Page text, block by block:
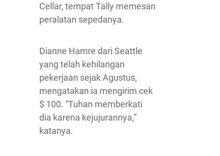
Cellar, tempat Tally memesan
peralatan sepedanya.
Dianne Hamre dari Seattle
yang telah kehilangan
pekerjaan sejak Agustus,
mengatakan ia mengirim cek
$ 100. “Tuhan memberkati
dia karena kejujurannya,”
katanya.